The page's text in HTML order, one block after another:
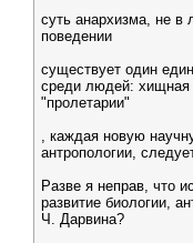
суть анархизма, не в
поведении
существует один
среди людей: хищная
"пролетарии"
, каждая новую
антропологии,
Разве я неправ, что
развитие биологии,
Ч. Дарвина?